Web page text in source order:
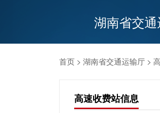
湖南省交
首页 > 湖南省交通运输厅 >
高速收费站信息